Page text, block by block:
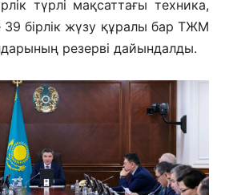
түрлі мақсаттағы техника,
39 бірлік жүзу құралы бар ТЖМ
резерві дайындалды.